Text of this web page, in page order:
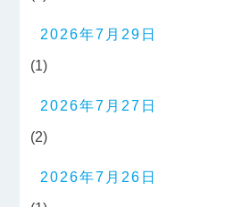
2026年7月29日
(1)
2026年7月27日
(2)
2026年7月26日